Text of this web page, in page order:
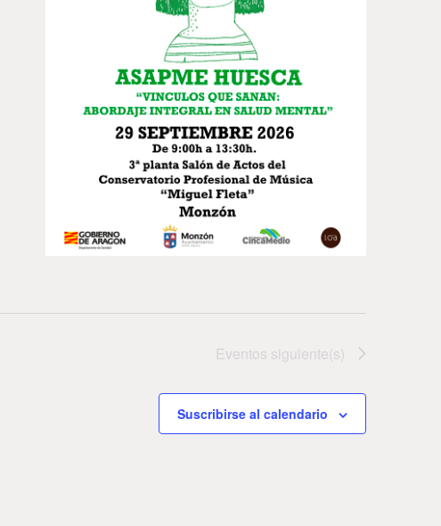
Eventos siguiente(s)
Suscribirse al calendario